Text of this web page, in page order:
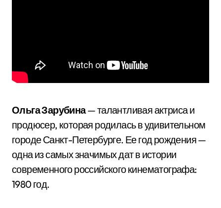
Ольга Зарубина— талантливая актриса и
продюсер, которая родилась в удивительном
городе Санкт-Петербурге. Ее год рождения —
одна из самых значимых дат в истории
современного российского кинематографа:
1980 год.